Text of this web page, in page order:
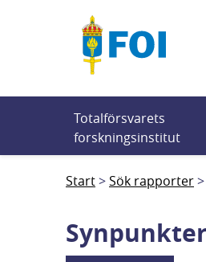
Totalförsvarets
forskningsinstitut
Start Sök rapporter